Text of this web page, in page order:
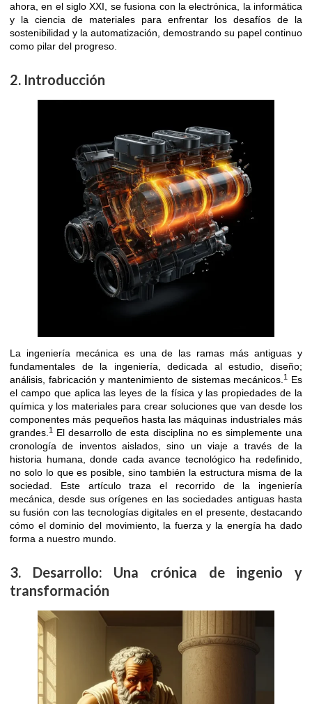
ahora, en el siglo XXI, se fusiona con la electrónica, la informática
y la ciencia de materiales para enfrentar los desafíos de la
sostenibilidad y la automatización, demostrando su papel continuo
como pilar del progreso.
2. Introducción
La ingeniería mecánica es una de las ramas más antiguas y
fundamentales de la ingeniería, dedicada al estudio, diseño;
análisis, fabricación y mantenimiento de sistemas mecánicos.1
Es
el campo que aplica las leyes de la física y las propiedades de la
química y los materiales para crear soluciones que van desde los
componentes más pequeños hasta las máquinas industriales más
grandes.1
El desarrollo de esta disciplina no es simplemente una
cronología de inventos aislados, sino un viaje a través de la
historia humana, donde cada avance tecnológico ha redefinido,
no solo lo que es posible, sino también la estructura misma de la
sociedad. Este artículo traza el recorrido de la ingeniería
mecánica, desde sus orígenes en las sociedades antiguas hasta
su fusión con las tecnologías digitales en el presente, destacando
cómo el dominio del movimiento, la fuerza y la energía ha dado
forma a nuestro mundo.
3. Desarrollo: Una crónica de ingenio y
transformación